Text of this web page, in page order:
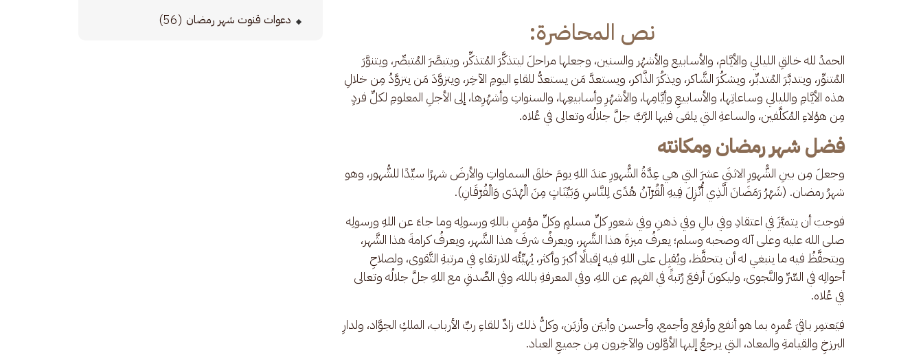
نص المحاضرة:
الحمدُ لله خالقِ الليالي والأيَّام، والأسابيع والأشهُر والسنين، وجعلها مراحلَ ليتذكَّرَ المُتذكِّر، ويتبصَّرَ المُتبصِّر، ويتنوَّرَ
المُتنوِّر، ويتدبَّرَ المُتدبِّر، ويشكُرَ الشَّاكر، ويذكُرَ الذَّاكر، ويستعدَّ مَن يستعدُّ للقاءِ اليومِ الآخِر، ويتزوَّدَ مَن يتزوَّدُ مِن خلالِ
هذه الأيَّامِ والليالي وساعاتِها، والأسابيعِ وأيَّامِها، والأشهُرِ وأسابيعِها، والسنواتِ وأشهُرِها، إلى الأجلِ المعلومِ لكلِّ فردٍ
مِن هؤلاءِ المُكلَّفين، والساعةِ التي يلقى فيها الرَّبَّ جلَّ جلالُه وتعالى في عُلاه.
فضل شهر رمضان ومكانته
وجعلَ مِن بينِ الشُّهورِ الاثنَي عشرَ التي هي عِدَّةُ الشُّهورِ عندَ اللهِ يومَ خلقَ السماواتِ والأرضَ شهرًا سيِّدًا للشُّهور، وهو
شهرُ رمضان. (شَهْرُ رَمَضَانَ الَّذِي أُنْزِلَ فِيهِ الْقُرْآنُ هُدًى لِلنَّاسِ وَبَيِّنَاتٍ مِنَ الْهُدَى وَالْفُرْقَانِ).
فوجبَ أن يتميَّزَ في اعتقادِ وفي بالِ وفي ذهنِ وفي شعورِ كلِّ مسلمٍ وكلِّ مؤمنٍ باللهِ ورسولِه وما جاءَ عن اللهِ ورسولِه
صلى الله عليه وعلى آله وصحبه وسلم؛ يعرفُ ميزةَ هذا الشَّهر، ويعرفُ شرفَ هذا الشَّهر، ويعرفُ كرامةَ هذا الشَّهر،
ويتحفَّظُ فيه ما ينبغي له أن يتحفَّظ، ويُقبِل على اللهِ فيه إقبالًا أكبرَ وأكثر، يُهيِّئُه للارتقاءِ في مرتبةِ التَّقوى، ولصلاحِ
أحوالِه في السِّرِّ والنَّجوى، وليكونَ أرفعَ رُتبةً في الفهمِ عن اللهِ، وفي المعرفةِ بالله، وفي الصِّدقِ مع اللهِ جلَّ جلالُه وتعالى
في عُلاه.
فيَعتمِر باقيَ عُمرِه بما هو أنفع وأرفع وأجمع، وأحسن وأبيَن وأزيَن، وكلُّ ذلك زادٌ للقاءِ ربِّ الأرباب، الملكِ الجوَّاد، ولدارِ
البرزخِ والقيامةِ والمعاد، التي يرجعُ إليها الأوَّلون والآخِرون مِن جميعِ العباد.
دعوات قنوت شهر رمضان (56)